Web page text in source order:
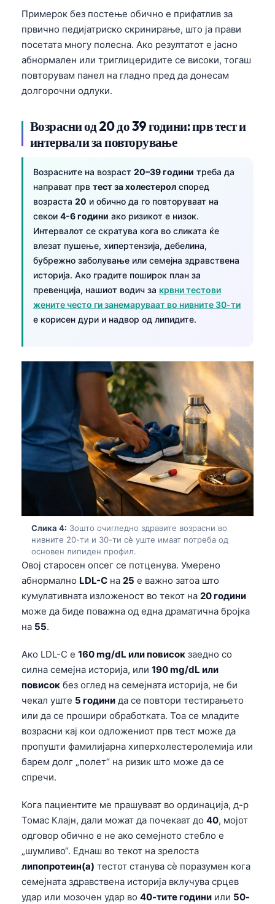
Примерок без постење обично е прифатлив за
првично педијатриско скринирање, што ја прави
посетата многу полесна. Ако резултатот е јасно
абнормален или триглицеридите се високи, тогаш
повторувам панел на гладно пред да донесам
долгорочни одлуки.
Возрасни од 20 до 39 години: прв тест и
интервали за повторување
Возрасните на возраст 20–39 години треба да
направат прв тест за холестерол според
возраста 20 и обично да го повторуваат на
секои 4-6 години ако ризикот е низок.
Интервалот се скратува кога во сликата ќе
влезат пушење, хипертензија, дебелина,
бубрежно заболување или семејна здравствена
историја. Ако градите поширок план за
превенција, нашиот водич за крвни тестови
жените често ги занемаруваат во нивните 30-ти
е корисен дури и надвор од липидите.
Слика 4: Зошто очигледно здравите возрасни во
нивните 20-ти и 30-ти сè уште имаат потреба од
основен липиден профил.
Овој старосен опсег се потценува. Умерено
абнормално LDL-C на 25 е важно затоа што
кумулативната изложеност во текот на 20 години
може да биде поважна од една драматична бројка
на 55.
Ако LDL-C е 160 mg/dL или повисок заедно со
силна семејна историја, или 190 mg/dL или
повисок без оглед на семејната историја, не би
чекал уште 5 години да се повтори тестирањето
или да се прошири обработката. Тоа се младите
возрасни кај кои одложениот прв тест може да
пропушти фамилијарна хиперхолестеролемија или
барем долг „полет“ на ризик што може да се
спречи.
Кога пациентите ме прашуваат во ординација, д-р
Томас Клајн, дали можат да почекаат до 40, мојот
одговор обично е не ако семејното стебло е
„шумливо“. Еднаш во текот на зрелоста
липопротеин(а) тестот станува сè поразумен кога
семејната здравствена историја вклучува срцев
удар или мозочен удар во 40-тите години или 50-